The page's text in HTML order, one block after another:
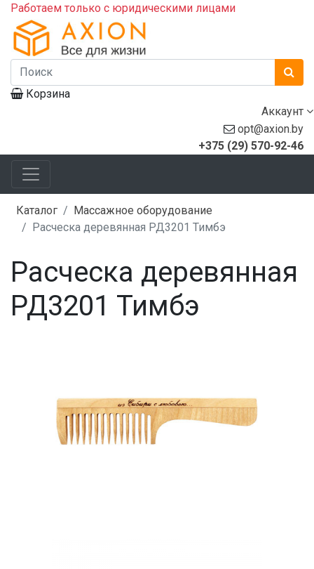
Работаем только с юридическими лицами
Корзина
Аккаунт
opt@axion.by
+375 (29) 570-92-46
Каталог
Массажное оборудование
Расческа деревянная РД3201 Тимбэ
Расческа деревянная
РД3201 Тимбэ